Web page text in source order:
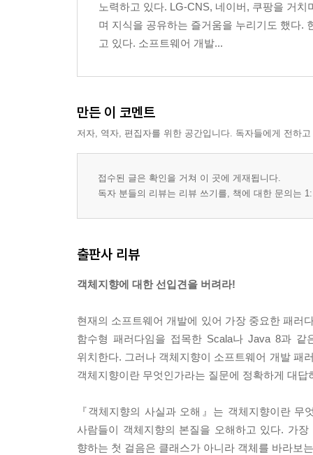
- 상태
- 행동
- 식별자
- 두 번째 도시전설
- 의인화
- 은유
- 이상한 나라를 창조하라
객체지향과 추상화
- 그룹으로 나누어 단순화하기
- 개념의 세 가지 관점
- 객체를 분류하기 위한 틀
- 분류는 추상화를 위한 도구다
타입
- 데이터 타입
- 객체와 타입
- 행동이 우선이다
노력하고 있다. LG-CNS, 네이버, 쿠팡을 거
며 지식을 공유하는 즐거움을 누리기도 했다.
고 있다. 소프트웨어 개발...
만든 이 코멘트
저자, 역자, 편집자를 위한 공간입니다. 독자들에게 전하
접수된 글은 확인을 거쳐 이 곳에 게재됩니다.
독자 분들의 리뷰는 리뷰 쓰기를, 책에 대한 문의는
출판사 리뷰
객체지향에 대한 선입견을 버려라!
현재의 소프트웨어 개발에 있어 가장 중요한 패러
함수형 패러다임을 접목한 Scala나 Java 8과
위치한다. 그러나 객체지향이 소프트웨어 개발 패
객체지향이란 무엇인가라는 질문에 정확하게 대답
『객체지향의 사실과 오해』는 객체지향이란
사람들이 객체지향의 본질을 오해하고 있다. 가
향하는 첫 걸음은 클래스가 아니라 객체를 바라보